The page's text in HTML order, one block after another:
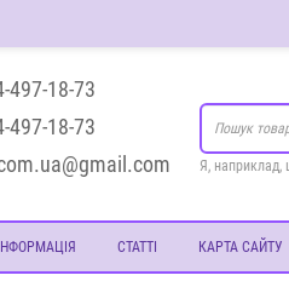
497-18-73
497-18-73
Я, наприклад,
ІНФОРМАЦІЯ СТАТТІ КАРТА САЙТУ